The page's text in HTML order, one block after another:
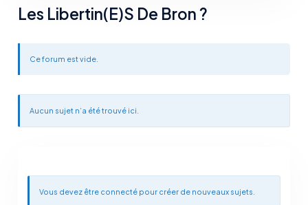
Les Libertin(e)s De Bron ?
Ce forum est vide.
Aucun sujet n’a été trouvé ici.
Vous devez être connecté pour créer de nouveaux sujets.